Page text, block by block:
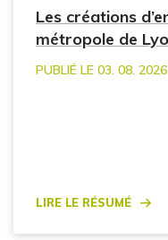
Les créations
métropole de
PUBLIÉ LE 03. 08. 2026
Lire le résumé